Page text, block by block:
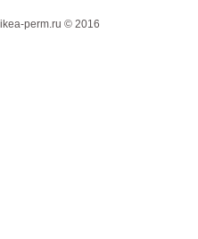
ikea-perm.ru © 2016